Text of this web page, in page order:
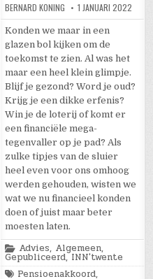
BERNARD KONING 1 JANUARI 2022
Konden we maar in een
glazen bol kijken om de
toekomst te zien. Al was het
maar een heel klein glimpje.
Blijf je gezond? Word je oud?
Krijg je een dikke erfenis?
Win je de loterij of komt er
een financiële mega-
tegenvaller op je pad? Als
zulke tipjes van de sluier
heel even voor ons omhoog
werden gehouden, wisten we
wat we nu financieel konden
doen of juist maar beter
moesten laten.
Posted
in
Advies, Algemeen,
Gepubliceerd,INN'twente
Tagged
Pensioenakkoord,